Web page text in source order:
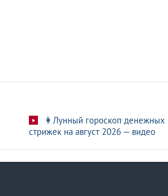
👩Лунный гороскоп денежных
стрижек на август 2026 — видео